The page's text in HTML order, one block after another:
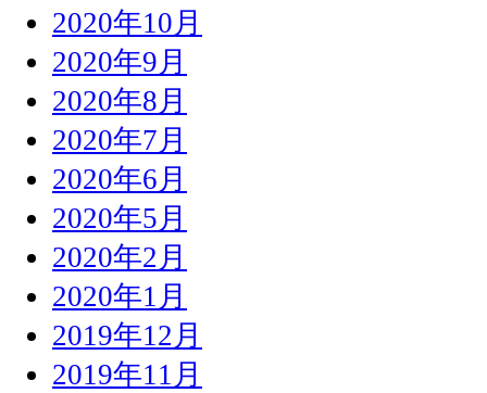
2020年10月
2020年9月
2020年8月
2020年7月
2020年6月
2020年5月
2020年2月
2020年1月
2019年12月
2019年11月